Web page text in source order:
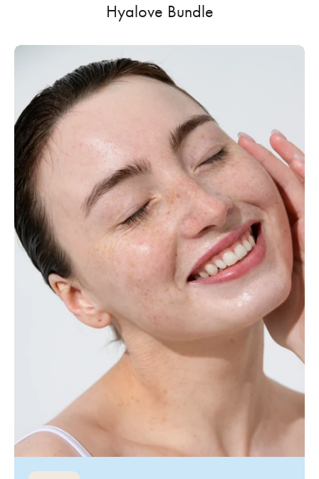
Hyalove Bundle